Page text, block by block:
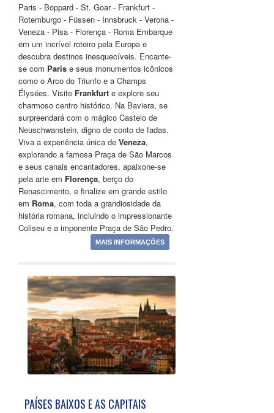
Paris - Boppard - St. Goar - Frankfurt -
Rotemburgo - Füssen - Innsbruck - Verona -
Veneza - Pisa - Florença - Roma Embarque
em um incrível roteiro pela Europa e
descubra destinos inesquecíveis. Encante-
se com Paris e seus monumentos icônicos
como o Arco do Triunfo e a Champs
Élysées. Visite Frankfurt e explore seu
charmoso centro histórico. Na Baviera, se
surpreendará com o mágico Castelo de
Neuschwanstein, digno de conto de fadas.
Viva a experiência única de Veneza,
explorando a famosa Praça de São Marcos
e seus canais encantadores, apaixone-se
pela arte em Florença, berço do
Renascimento, e finalize em grande estilo
em Roma, com toda a grandiosidade da
história romana, incluindo o impressionante
Coliseu e a imponente Praça de São Pedro.
MAIS INFORMAÇÕES
PAÍSES BAIXOS E AS CAPITAIS